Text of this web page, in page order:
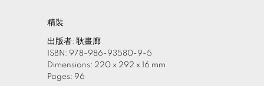
精裝
出版者: 耿畫廊
ISBN: 978-986-93580-9-5
Dimensions: 220 x 292 x 16 mm
Pages: 96